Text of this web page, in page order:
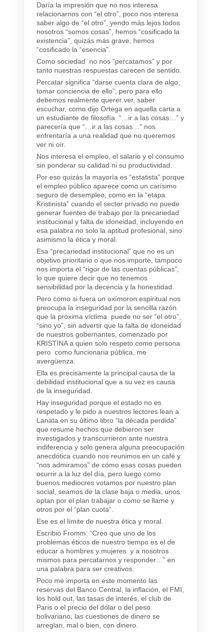
Daría la impresión que no nos interesa
relacionarnos con “el otro”, poco nos interesa
saber algo de “el otro”, yendo más lejos todos
nosotros “somos cosas”, hemos “cosificado la
existencia”, quizás más grave, hemos
“cosificado la “esencia”.
Como sociedad no nos “percatamos” y por
tanto nuestras respuestas carecen de sentido.
Percatar significa “darse cuenta clara de algo,
tomar conciencia de ello”, pero para ello
debemos realmente querer ver, saber
escuchar, como dijo Ortega en aquella carta a
un estudiante de filosofía “…ir a las cosas…” y
parecería que “…ir a las cosas…” nos
enfrentaría a una realidad que no queremos
ver ni oír.
Nos interesa el empleo, el salario y el consumo
sin ponderar su calidad ni su productividad.
Por eso quizás la mayoría es “estatista” porque
el empleo público aparece como un carísimo
seguro de desempleo, como en la “etapa
Kristinista” cuando el sector privado no puede
generar fuentes de trabajo por la precariedad
institucional y falta de idoneidad, incluyendo en
esa palabra no solo la aptitud profesional, sino
asimismo la ética y moral.
Esa “precariedad institucional” que no es un
objetivo prioritario o que nos importe, tampoco
nos importa el “rigor de las cuentas públicas”,
lo que quiere decir que no tenemos
sensibilidad por la decencia y la honestidad.
Pero como si fuera un oxímoron espiritual nos
preocupa la inseguridad por la sencilla razón
que la próxima víctima puede no ser “el otro”,
“sino yo”, sin advertir que la falta de idoneidad
de nuestros gobernantes, comenzado por
KRISTINA a quien solo respeto como persona
pero como funcionaria pública, me
avergüenza.
Ella es precisamente la principal causa de la
debilidad institucional que a su vez es causa
de la inseguridad.
Hay inseguridad porque el estado no es
respetado y le pido a nuestros lectores lean a
Lanata en su último libro “la década perdida”
que resume hechos que debieron ser
investigados y transcurrieron ante nuestra
indiferencia y solo genera alguna preocupación
anecdótica cuando nos reunimos en un café y
“nos admiramos” de cómo esas cosas pueden
ocurrir a la luz del día, pero luego como
buenos mediocres votamos por nuestro plan
social, seamos de la clase baja o media, unos
optan por el plan trabajar o como se llame y
otros por el “plan cuota”.
Ese es el límite de nuestra ética y moral.
Escribió Fromm: “Creo que uno de los
problemas éticos de nuestro tiempo es el de
educar a hombres y mujeres y a nosotros
mismos para percatarnos y responder…” en
una palabra para ser creativos.
Poco me importa en este momento las
reservas del Banco Central, la inflación, el FMI,
los hold out, las tasas de interés, el club de
Paris o el precio del dólar o del peso
bolivariano, las cuestiones de dinero se
arreglan, mal o bien, con dinero.